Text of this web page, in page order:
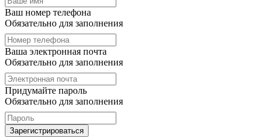
Ваш номер телефона
Обязательно для заполнения
Ваша электронная почта
Обязательно для заполнения
Придумайте пароль
Обязательно для заполнения
Зарегистрироваться